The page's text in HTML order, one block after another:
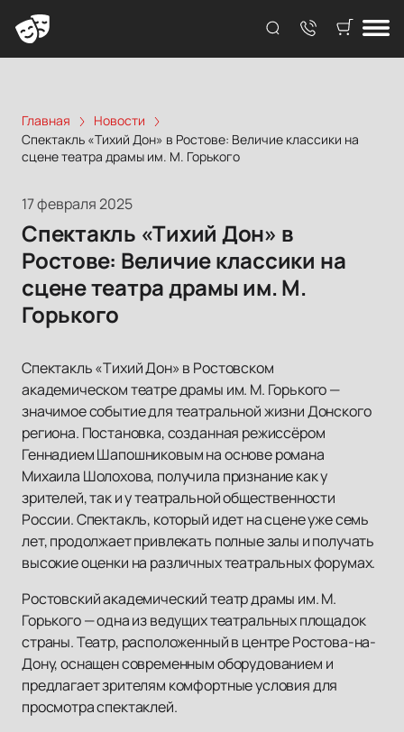
Главная
Новости
Спектакль «Тихий Дон» в Ростове: Величие классики на
сцене театра драмы им. М. Горького
17 февраля 2025
Спектакль «Тихий Дон» в
Ростове: Величие классики на
сцене театра драмы им. М.
Горького
Спектакль «Тихий Дон» в Ростовском
академическом театре драмы им. М. Горького —
значимое событие для театральной жизни Донского
региона. Постановка, созданная режиссёром
Геннадием Шапошниковым на основе романа
Михаила Шолохова, получила признание как у
зрителей, так и у театральной общественности
России. Спектакль, который идет на сцене уже семь
лет, продолжает привлекать полные залы и получать
высокие оценки на различных театральных форумах.
Ростовский академический театр драмы им. М.
Горького — одна из ведущих театральных площадок
страны. Театр, расположенный в центре Ростова-на-
Дону, оснащен современным оборудованием и
предлагает зрителям комфортные условия для
просмотра спектаклей.